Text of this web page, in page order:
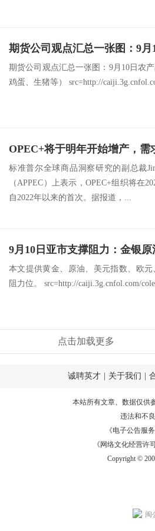
期货公司观点汇总一张图：9月10日农
鸡蛋、生猪等） src=http://
OPEC+将于明年开始增产，
标准普尔全球商品洞察研究的副总裁
（APPEC）上表示，OPEC+组织将在
自2022年以来的首次。据报道，...
本文提供黄金、原油、美元指数、欧
阻力位。 src=http://caiji.3g.cnfol.com/
点击加载更多
诚聘英才 关于我们
本站所有文章、数据仅供
违法和不
《电子公告服务
《网络文化经营许
Copyright ©
闽